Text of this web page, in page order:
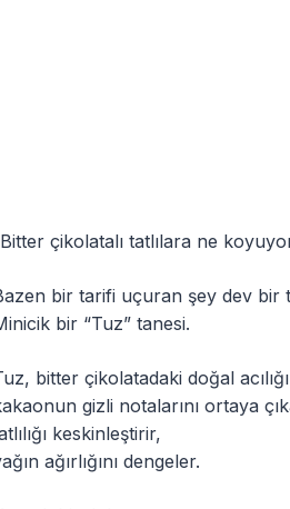
çikolatalı tatlılara ne
bir tarifi uçuran şey dev bir
bir “Tuz” tanesi.
bitter çikolatadaki doğal
gizli notalarını ortaya
keskinleştirir,
ağırlığını dengeler.